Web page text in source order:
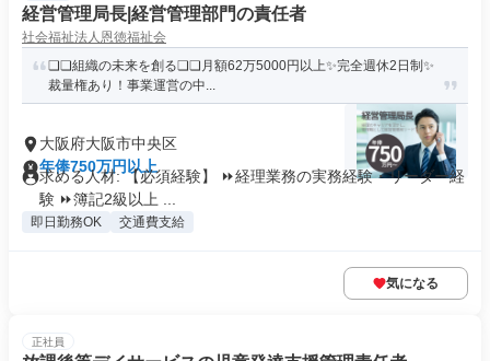
経営管理局長|経営管理部門の責任者
社会福祉法人恩徳福祉会
❏❏組織の未来を創る❏❏月額62万5000円以上✨完全週休2日制✨
裁量権あり！事業運営の中...
大阪府大阪市中央区
年俸750万円以上
求める人材: 【必須経験】 ⏩️経理業務の実務経験・リーダー経
験 ⏩️簿記2級以上 ...
即日勤務OK 交通費支給
気になる
正社員